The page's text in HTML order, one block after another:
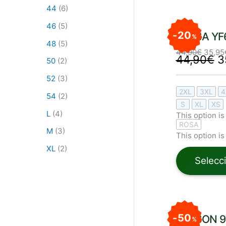
44 (6)
46 (5)
48 (5)
50 (2)
52 (3)
54 (2)
L (4)
M (3)
XL (2)
20%
BLUSA
44,90€
era:
35,95
44,90€
2XL 3XL
S
XL XS
This option
ROSA
This option
50%
BLUSON
era: